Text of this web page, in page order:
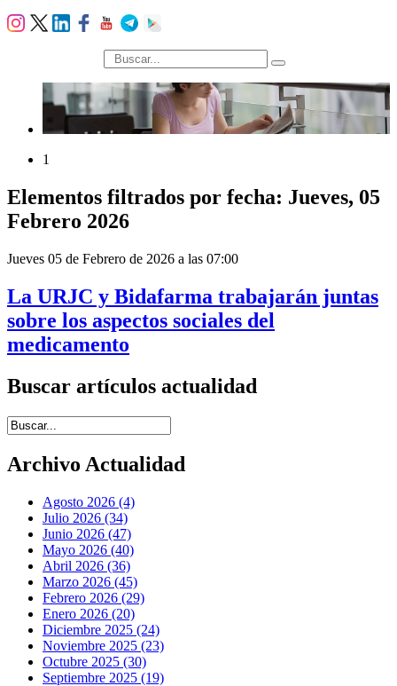
búsqueda
1
Elementos filtrados por fecha: Jueves, 05
Febrero 2026
Jueves 05 de Febrero de 2026 a las 07:00
La URJC y Bidafarma trabajarán juntas
sobre los aspectos sociales del
medicamento
Buscar artículos actualidad
Introduce términos de búsqueda
Archivo Actualidad
Agosto 2026 (4)
Julio 2026 (34)
Junio 2026 (47)
Mayo 2026 (40)
Abril 2026 (36)
Marzo 2026 (45)
Febrero 2026 (29)
Enero 2026 (20)
Diciembre 2025 (24)
Noviembre 2025 (23)
Octubre 2025 (30)
Septiembre 2025 (19)